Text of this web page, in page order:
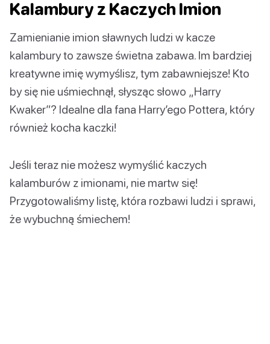
Kalambury z Kaczych Imion
Zamienianie imion sławnych ludzi w kacze
kalambury to zawsze świetna zabawa. Im bardziej
kreatywne imię wymyślisz, tym zabawniejsze! Kto
by się nie uśmiechnął, słysząc słowo „Harry
Kwaker”? Idealne dla fana Harry’ego Pottera, który
również kocha kaczki!
Jeśli teraz nie możesz wymyślić kaczych
kalamburów z imionami, nie martw się!
Przygotowaliśmy listę, która rozbawi ludzi i sprawi,
że wybuchną śmiechem!